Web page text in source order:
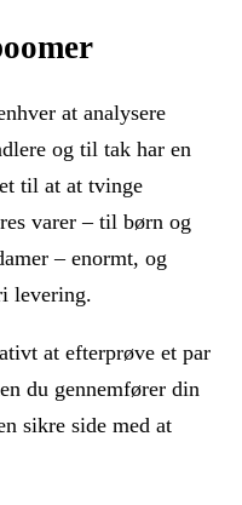
at analysere
og til tak har en
til at at tvinge
varer – til børn og
– enormt, og
levering.
at efterprøve et par
du gennemfører din
sikre side med at